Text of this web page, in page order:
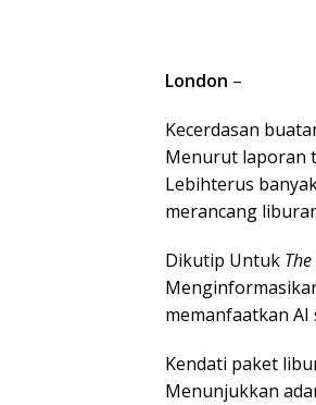
London –
Kecerdasan
Menurut laporan
Lebihterus
merancang
Dikutip Untuk
memanfaatkan
Kendati paket
Menunjukkan